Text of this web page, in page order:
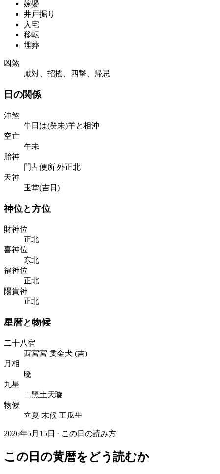
嫁娶
井戸掘り
入宅
移転
埋葬
凶煞
厭対、招搖、四撃、帰忌
日の関係
沖煞
牛日は(癸未)羊と相沖
空亡
午未
胎神
門占便所 外正北
天神
玉堂(吉日)
神位と方位
財神位
正北
喜神位
东北
福神位
正北
陽貴神
正北
星暦と物候
二十八宿
西宮宮 婁金犬 (吉)
月相
晓
九星
二黑土天璇
物候
立夏 末候 王瓜生
2026年5月15日 · この日の読み方
この日の黄暦をどう読むか